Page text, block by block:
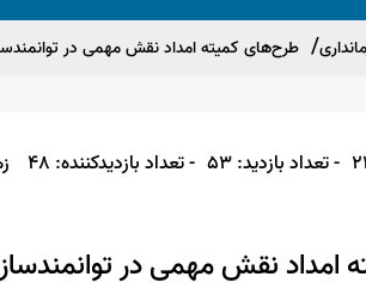
طرح‌های کمیته امداد نقش مهمی در
- تعداد بازدید: 53 - تعداد بازدیدکننده: 48
امداد نقش مهمی در